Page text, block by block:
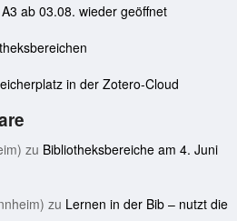
ab 03.08. wieder geöffnet
in der Zotero-Cloud
zu Bibliotheksbereiche am 4. Juni
zu Lernen in der Bib – nutzt die